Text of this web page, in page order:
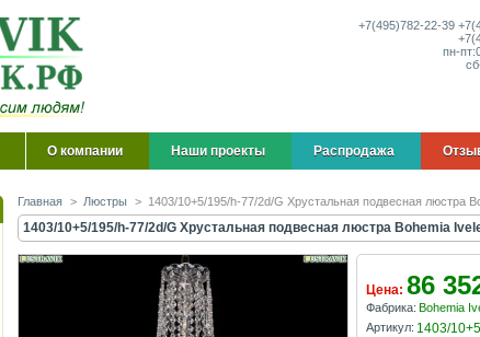
+7(495)782-22-39
пн-пт:
О компании Наши проекты Распродажа
Главная > Люстры > 1403/10+5/195/h-77/2d/G Хрустальная подвесная люстра
1403/10+5/195/h-77/2d/G Хрустальная подвесная люстра Bohemia
Цена: 86
Фабрика: Bohemia
Артикул: 1403/